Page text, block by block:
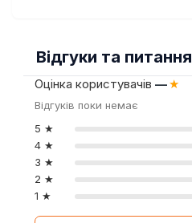
Відгуки та питання
Оцінка користувачів —★
Відгуків поки немає
5 ★
4 ★
3 ★
2 ★
1 ★